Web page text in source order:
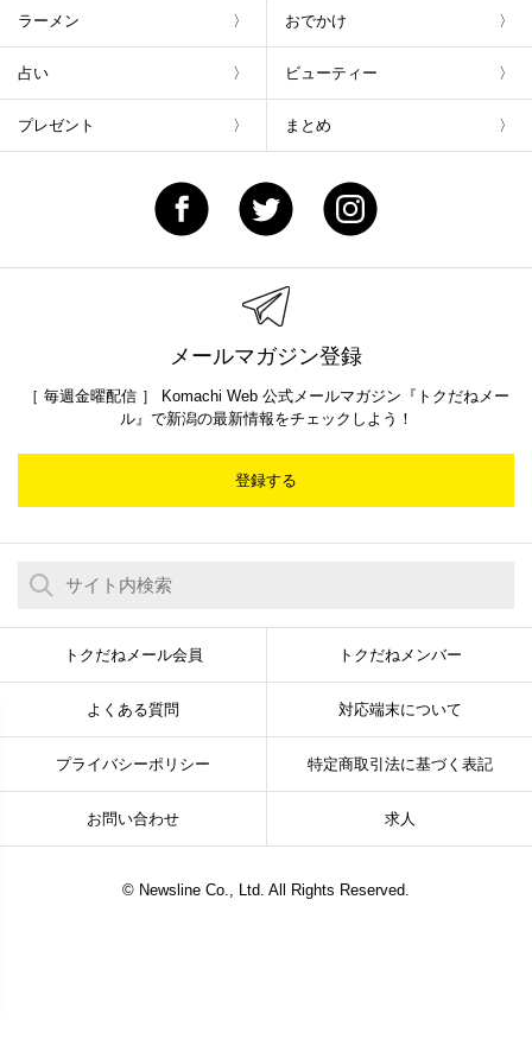
ラーメン おでかけ
占い ビューティー
プレゼント まとめ
メールマガジン登録
［ 毎週金曜配信 ］ Komachi Web 公式メールマガジン『トクだねメー
ル』で新潟の最新情報をチェックしよう！
登録する
トクだねメール会員 トクだねメンバー
よくある質問 対応端末について
プライバシーポリシー 特定商取引法に基づく表記
お問い合わせ 求人
© Newsline Co., Ltd. All Rights Reserved.